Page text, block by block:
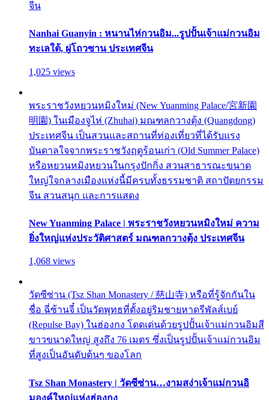
จีน
Nanhai Guanyin : หนานไห่กวนอิม...รูปปั้นเจ้าแม่กวนอิม
ทะเลใต้, ผู่โถวซาน ประเทศจีน
1,025 views
พระราชวังหยวนหมิงใหม่ (New Yuanming Palace/宮新園
明園) ในเมืองจูไห่ (Zhuhai) มณฑลกวางตุ้ง (Quangdong)
ประเทศจีน เป็นสวนและสถานที่ท่องเที่ยวที่ได้รับแรง
บันดาลใจจากพระราชวังฤดูร้อนเก่า (Old Summer Palace)
หรือหยวนหมิงหยวนในกรุงปักกิ่ง สวนสาธารณะขนาด
ใหญ่ใจกลางเมืองแห่งนี้มีครบทั้งธรรมชาติ สถาปัตยกรรม
จีน สวนสนุก และการแสดง
New Yuanming Palace | พระราชวังหยวนหมิงใหม่ ความ
ยิ่งใหญ่แห่งประวัติศาสตร์ มณฑลกวางตุ้ง ประเทศจีน
1,068 views
วัดซีซ่าน (Tsz Shan Monastery / 慈山寺) หรือที่รู้จักกันใน
ชื่อ ฉี่ซ้านจี๋ เป็นวัดพุทธที่ตั้งอยู่ริมชายหาดรีพัลส์เบย์
(Repulse Bay) ในฮ่องกง โดดเด่นด้วยรูปปั้นเจ้าแม่กวนอิมสี
ขาวขนาดใหญ่ สูงถึง 76 เมตร ซึ่งเป็นรูปปั้นเจ้าแม่กวนอิม
ที่สูงเป็นอันดับต้นๆ ของโลก
Tsz Shan Monastery | วัดซีซ่าน…งามสง่าเจ้าแม่กวนอิ
มองค์ใหญ่แห่งฮ่องกง